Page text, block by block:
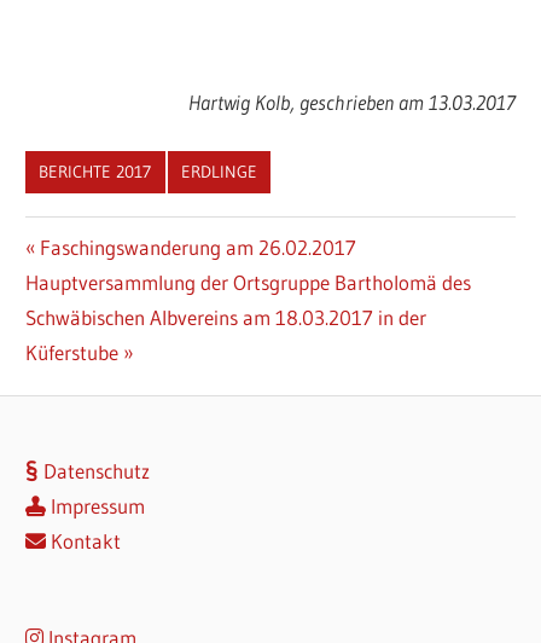
Hartwig Kolb, geschrieben am 13.03.2017
BERICHTE 2017 ERDLINGE
Beitragsnavigation
Vorheriger
Beitrag:
Faschingswanderung am 26.02.2017
Nächster
Beitrag:
Hauptversammlung der Ortsgruppe Bartholomä des
Schwäbischen Albvereins am 18.03.2017 in der
Küferstube
Datenschutz
Impressum
Kontakt
Instagram